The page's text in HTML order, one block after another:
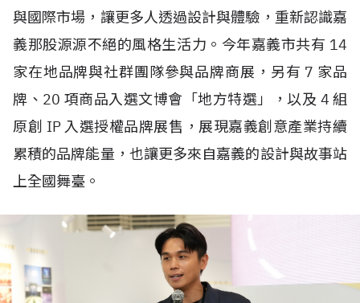
與國際市場，讓更多人透過設計與體驗，重新認識嘉
義那股源源不絕的風格生活力。今年嘉義市共有 14
家在地品牌與社群團隊參與品牌商展，另有 7 家品
牌、 20 項商品入選文博會「地方特選」，以及 4 組
原創 IP 入選授權品牌展售，展現嘉義創意產業持續
累積的品牌能量，也讓更多來自嘉義的設計與故事站
上全國舞臺。